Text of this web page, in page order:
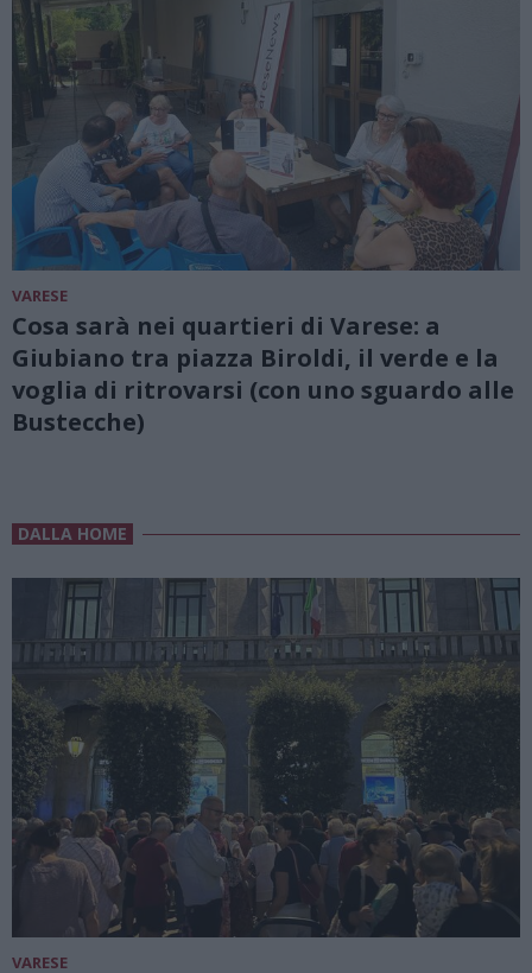
VARESE
Cosa sarà nei quartieri di Varese: a
Giubiano tra piazza Biroldi, il verde e la
voglia di ritrovarsi (con uno sguardo alle
Bustecche)
DALLA HOME
VARESE